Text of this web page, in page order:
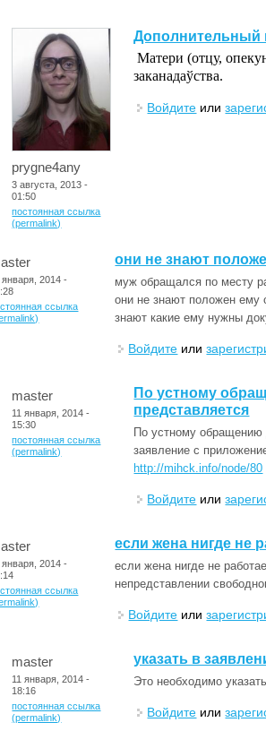
prygne4any
3 августа, 2013 -
01:50
постоянная ссылка
(permalink)
Дополнительный
Матери (отцу,
заканадаўства.
Войдите или
января, 2014 -
ссылка
они не знают
муж обращался по месту
они не знают положен ему
знают какие ему нужны
Войдите или
master
11 января, 2014 -
15:30
постоянная ссылка
(permalink)
По устному
представляется
По устному обращению
заявление с
http://mihck.info/node/80
Войдите или
января, 2014 -
ссылка
если жена нигде не
если жена нигде не
непредставлении
Войдите или
master
11 января, 2014 -
18:16
постоянная ссылка
(permalink)
указать в
Это необходимо
Войдите или